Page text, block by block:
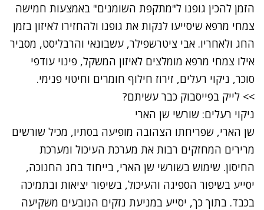
הזמן להכין גופנו ל"מתקפת השומנים" באמצעות חמישה
צמחי מרפא שיסייעו לנקות את גופנו ולהחזירו לאיזון בזמן
החג ולאחריו. אבי ציטרשפילר, עשבונאי והרבליסט, מסביר
אילו צמחי מרפא מומלצים לאיזון המשקל, פינוי עודפי
סוכר, ניקוי רעלים, זירוז חילוף חומרים וחיטוי פנימי.
>> לייק בפייסבוק כבר עשיתם?
ניקוי רעלים: שורשי שן הארי
שן הארי, שפריחתו הצהובה מופיעה בסתיו, מכיל שורשים
מרירים המחזקים רבות את מערכת העיכול ומערכת
החיסון. שימוש בשורשי שן הארי, בייחוד בחג החנוכה,
יסייע בשיפור הספיגה והעיכול, בשיפור יציאות ובתמיכה
בכבד. בתוך כך, יסייע במניעת נזקים הנובעים משקיעה